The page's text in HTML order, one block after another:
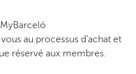
au processus d’achat et
réservé aux membres.